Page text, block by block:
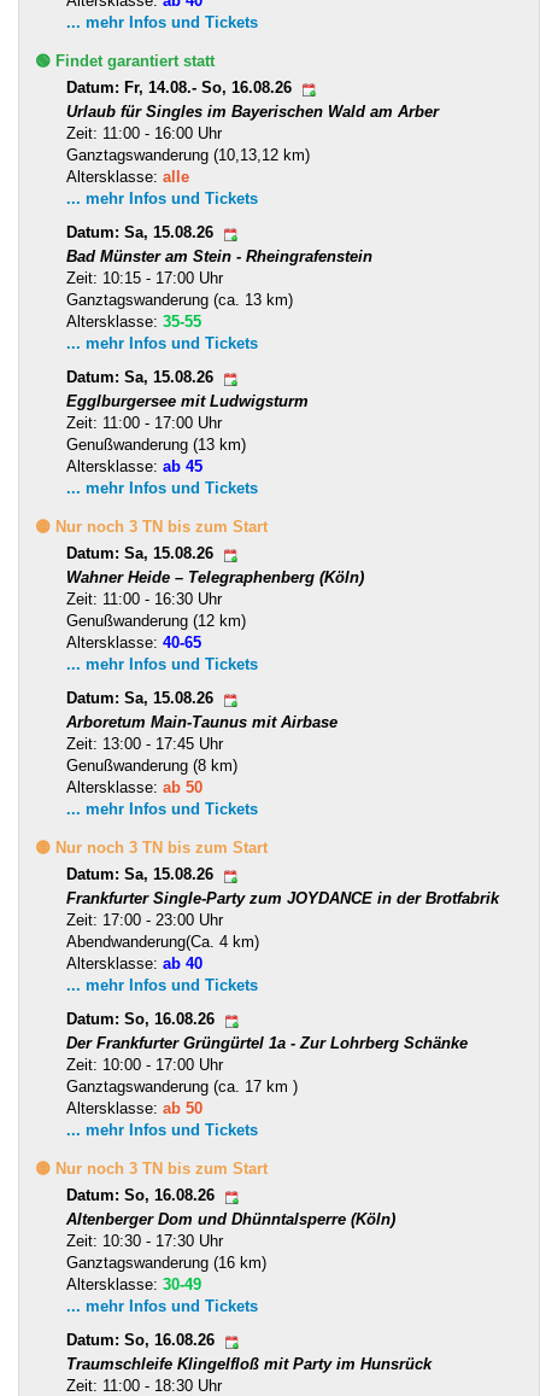
... mehr Infos und Tickets
🟢 Findet garantiert statt
Datum: Fr, 14.08.- So, 16.08.26
Urlaub für Singles im Bayerischen Wald am Arber
Zeit: 11:00 - 16:00 Uhr
Ganztagswanderung (10,13,12 km)
Altersklasse: alle
... mehr Infos und Tickets
Datum: Sa, 15.08.26
Bad Münster am Stein - Rheingrafenstein
Zeit: 10:15 - 17:00 Uhr
Ganztagswanderung (ca. 13 km)
Altersklasse: 35-55
... mehr Infos und Tickets
Datum: Sa, 15.08.26
Egglburgersee mit Ludwigsturm
Zeit: 11:00 - 17:00 Uhr
Genußwanderung (13 km)
Altersklasse: ab 45
... mehr Infos und Tickets
🟡 Nur noch 3 TN bis zum Start
Datum: Sa, 15.08.26
Wahner Heide – Telegraphenberg (Köln)
Zeit: 11:00 - 16:30 Uhr
Genußwanderung (12 km)
Altersklasse: 40-65
... mehr Infos und Tickets
Datum: Sa, 15.08.26
Arboretum Main-Taunus mit Airbase
Zeit: 13:00 - 17:45 Uhr
Genußwanderung (8 km)
Altersklasse: ab 50
... mehr Infos und Tickets
🟡 Nur noch 3 TN bis zum Start
Datum: Sa, 15.08.26
Frankfurter Single-Party zum JOYDANCE in der Brotfabrik
Zeit: 17:00 - 23:00 Uhr
Abendwanderung(Ca. 4 km)
Altersklasse: ab 40
... mehr Infos und Tickets
Datum: So, 16.08.26
Der Frankfurter Grüngürtel 1a - Zur Lohrberg Schänke
Zeit: 10:00 - 17:00 Uhr
Ganztagswanderung (ca. 17 km )
Altersklasse: ab 50
... mehr Infos und Tickets
🟡 Nur noch 3 TN bis zum Start
Datum: So, 16.08.26
Altenberger Dom und Dhünntalsperre (Köln)
Zeit: 10:30 - 17:30 Uhr
Ganztagswanderung (16 km)
Altersklasse: 30-49
... mehr Infos und Tickets
Datum: So, 16.08.26
Traumschleife Klingelfloß mit Party im Hunsrück
Zeit: 11:00 - 18:30 Uhr